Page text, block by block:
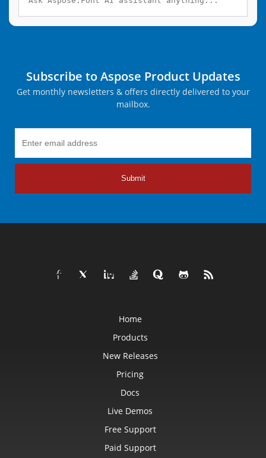
Subscribe to Aspose Product Updates
Get monthly newsletters & offers directly delivered to your
mailbox.
Submit
Home
Products
New Releases
Pricing
Docs
Live Demos
Free Support
Paid Support